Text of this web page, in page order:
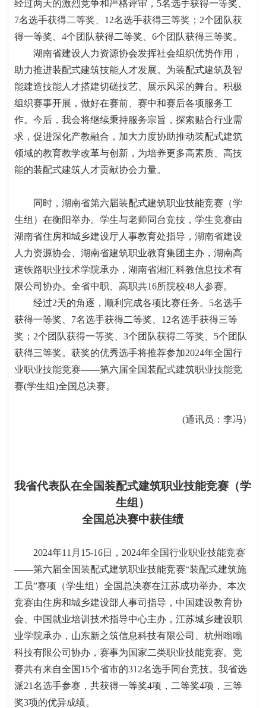
经过两天的激烈竞争和严格评审， 5名选手获得一等奖、
7名选手获得二等奖、 12名选手获得三等奖； 2个团队获
得一等奖、4个团队获得二等奖、6个团队获得三等奖。
湖南省建设人力资源协会发挥社会组织优势作用，
助力推进装配式建筑技能人才发展。为装配式建筑及智
能建造技能人才搭建切磋技艺、展示风采的舞台。积极
组织赛事开展，做好在赛前、赛中和赛后各项服务工
作。今后，我会将继续秉持服务宗旨，探索贴合行业需
求，促进深化产教融合，加大力度协助推动装配式建筑
领域的教育教学改革与创新，为培养更多高素质、高技
能的装配式建筑人才贡献协会力量。
同时 ，湖南省第六届装配式建筑职业技能竞赛 （学
生组）在衡阳举办。学生与老师同台竞技，学生竞赛由
湖南省住房和城乡建设厅人事教育处指导，湖南省建设
人力资源协会、湖南省建筑职业教育集团主办，湖南高
速铁路职业技术学院承办，湖南省湘汇科教信息技术有
限公司协办。全省中职、高职共16所院校48 人参赛。
经过2天的角逐，顺利完成各项比赛任务。 5名选手
获得一等奖、 7名选手获得二等奖、 12名选手获得三等
奖； 2个团队获得一等奖、3个团队获得二等奖、 5个团队
获得三等奖。获奖的优秀选手将推荐参加2024年全国行
业职业技能竞赛——第六届全国装配式建筑职业技能竞
赛(学生组)全国总决赛。
(通讯员：李冯）
我省代表队在全国装配式建筑职业技能竞赛（学
生组）
全国总决赛中获佳绩
2024年11 月 15-16日， 2024年全国行业职业技能竞赛
——第六届全国装配式建筑职业技能竞赛“装配式建筑施
工员”赛项（学生组）全国总决赛在江苏成功举办。本次
竞赛由住房和城乡建设部人事司指导，中国建设教育协
会、中国就业培训技术指导中心主办，江苏城乡建设职
业学院承办，山东新之筑信息科技有限公司、杭州嗡嗡
科技有限公司协办，赛事为国家二类职业技能竞赛。竞
赛共有来自全国 15个省市的312名选手同台竞技。我省选
派21名选手参赛，共获得一等奖4项，二等奖4项，三等
奖3项的优异成绩。